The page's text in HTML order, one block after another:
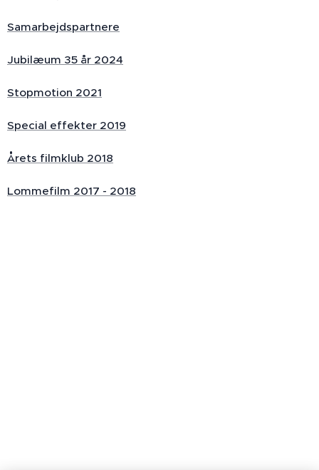
Samarbejdspartnere
Jubilæum 35 år 2024
Stopmotion 2021
Special effekter 2019
Årets filmklub 2018
Lommefilm 2017 - 2018